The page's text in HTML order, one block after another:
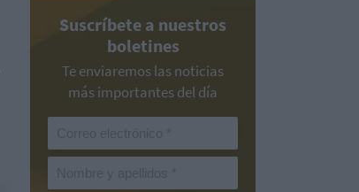
Suscríbete a nuestros
boletines
Te enviaremos las noticias
más importantes del día